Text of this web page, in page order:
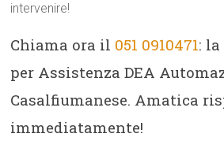
intervenire!
Chiama ora il 051 0910471:
per Assistenza DEA
Casalfiumanese. Amatica
immediatamente!